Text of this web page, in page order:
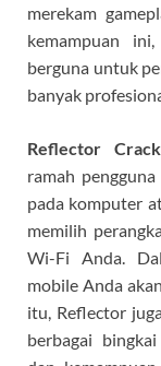
merekam
kemampuan
berguna untuk
banyak
Reflector
ramah
pada komputer
memilih
Wi-Fi Anda.
mobile Anda
itu, Reflector
berbagai